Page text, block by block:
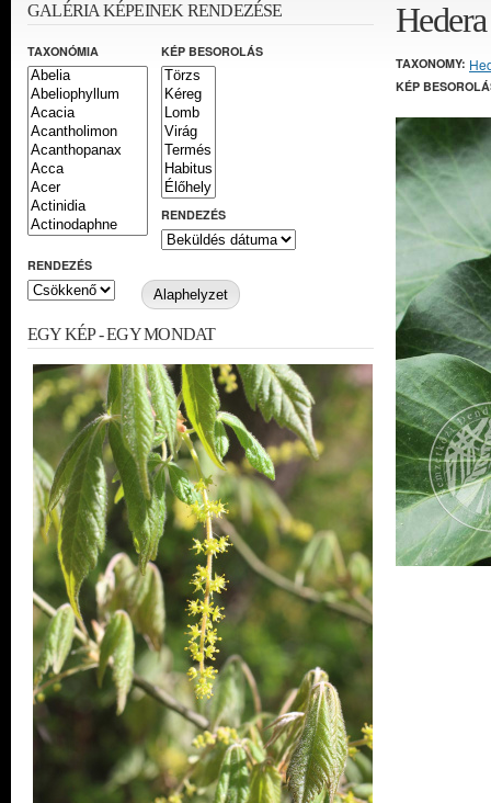
TAXONOMY:
KÉP
GALÉRIA KÉPEINEK RENDEZÉSE
TAXONÓMIA KÉP BESOROLÁS
RENDEZÉS
RENDEZÉS
EGY KÉP - EGY MONDAT